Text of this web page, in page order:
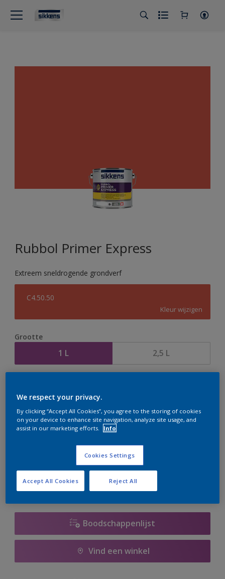
Rubbol Primer Express
Extreem sneldrogende grondverf
C4.50.50
Kleur wijzigen
Grootte
1 L 2,5 L
te bestellen. Houd de website in de gaten, we werken
er hard aan om de voorraad aan te vullen.
Boodschappenlijst
Vind een winkel
We respect your privacy.
By clicking “Accept All Cookies”, you agree to the storing of cookies
on your device to enhance site navigation, analyze site usage, and
assist in our marketing efforts.
Info
Cookies Settings
Reject All
Accept All Cookies